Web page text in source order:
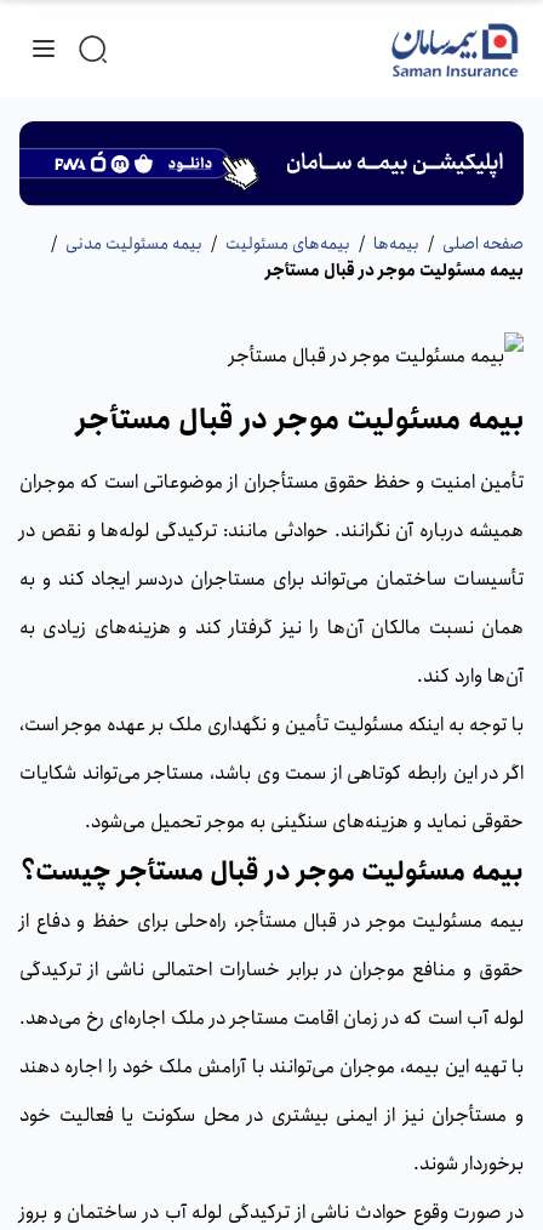
صفحه اصلی / بیمه‌ها / بیمه‌های مسئولیت / بیمه مسئولیت مدنی /
بیمه مسئولیت موجر در قبال مستأجر
بیمه مسئولیت موجر در قبال مستأجر
تأمین امنیت و حفظ حقوق مستأجران از موضوعاتی است که موجران
همیشه درباره آن نگرانند. حوادثی مانند: ترکیدگی لوله‌ها و نقص در
تأسیسات ساختمان می‌تواند برای مستاجران دردسر ایجاد کند و به
همان نسبت مالکان آن‌ها را نیز گرفتار کند و هزینه‌های زیادی به
آن‌ها وارد کند.
با توجه به اینکه مسئولیت تأمین و نگهداری ملک بر عهده موجر است،
اگر در این رابطه کوتاهی از سمت وی باشد، مستاجر می‌تواند شکایات
حقوقی نماید و هزینه‌های سنگینی به موجر تحمیل می‌شود.
بیمه مسئولیت موجر در قبال مستأجر چیست؟
بیمه مسئولیت موجر در قبال مستأجر، راه‌حلی برای حفظ و دفاع از
حقوق و منافع موجران در برابر خسارات احتمالی ناشی از ترکیدگی
لوله آب است که در زمان اقامت مستاجر در ملک اجاره‌ای رخ می‌دهد.
با تهیه این بیمه، موجران می‌توانند با آرامش ملک خود را اجاره دهند
و مستأجران نیز از ایمنی بیشتری در محل سکونت یا فعالیت خود
برخوردار شوند.
در صورت وقوع حوادث ناشی از ترکیدگی لوله آب در ساختمان و بروز